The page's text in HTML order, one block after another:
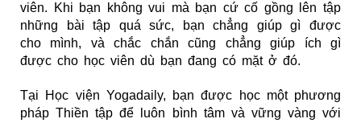
viên. Khi bạn không vui mà bạn cứ cố gồng lên tập
những bài tập quá sức, bạn chẳng giúp gì được
cho mình, và chắc chắn cũng chẳng giúp ích gì
được cho học viên dù bạn đang có mặt ở đó.
Tại Học viện Yogadaily, bạn được học một phương
pháp Thiền tập để luôn bình tâm và vững vàng với